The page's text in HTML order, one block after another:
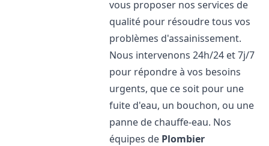
vous proposer nos services de
qualité pour résoudre tous vos
problèmes d'assainissement.
Nous intervenons 24h/24 et 7j/7
pour répondre à vos besoins
urgents, que ce soit pour une
fuite d'eau, un bouchon, ou une
panne de chauffe-eau. Nos
équipes de Plombier